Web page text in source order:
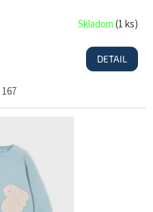
D
A
R
Skladom(1 ks)
DETAIL
167